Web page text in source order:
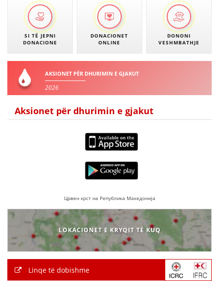
SI TË JEPNI
DONACIONE
DONACIONET
ONLINE
DONONI
VESHMBATHJE
AKSIONET PËR DHURIMIN E GJAKUT
2026
Aksionet për dhurimin e gjakut
Црвен крст на Република Македонија
LOKACIONET E KRYQIT TË KUQ
Linqe të dobishme